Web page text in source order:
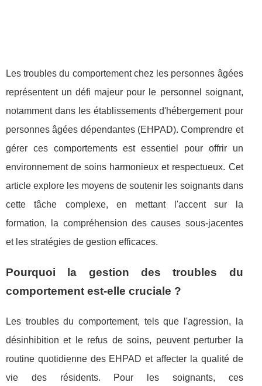
Les troubles du comportement chez les personnes âgées
représentent un défi majeur pour le personnel soignant,
notamment dans les établissements d'hébergement pour
personnes âgées dépendantes (EHPAD). Comprendre et
gérer ces comportements est essentiel pour offrir un
environnement de soins harmonieux et respectueux. Cet
article explore les moyens de soutenir les soignants dans
cette tâche complexe, en mettant l'accent sur la
formation, la compréhension des causes sous-jacentes
et les stratégies de gestion efficaces.
Pourquoi la gestion des troubles du
comportement est-elle cruciale ?
Les troubles du comportement, tels que l'agression, la
désinhibition et le refus de soins, peuvent perturber la
routine quotidienne des EHPAD et affecter la qualité de
vie des résidents. Pour les soignants, ces